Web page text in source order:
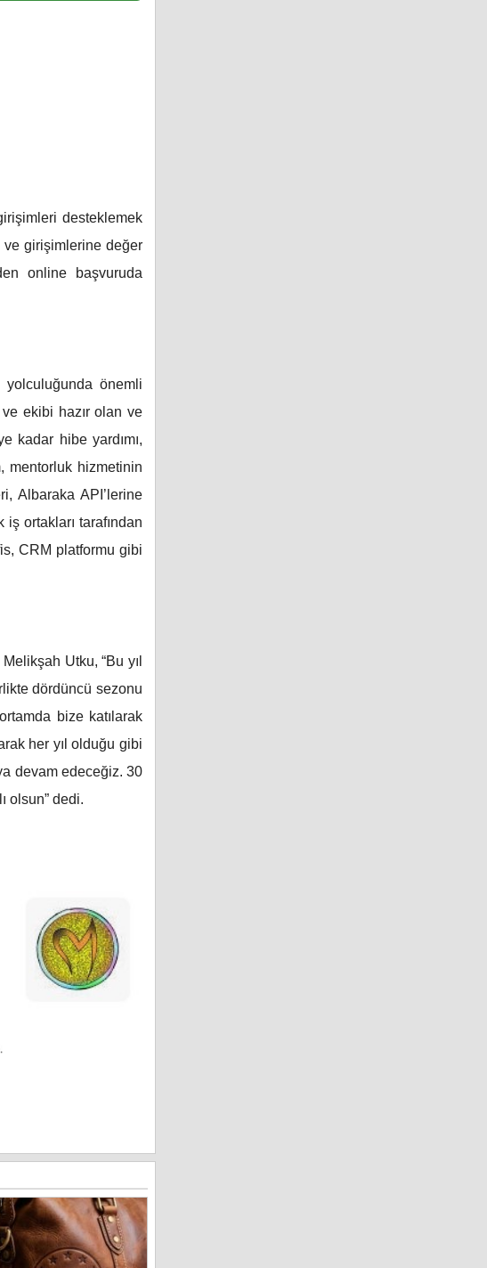
desteklemek
ve girişimlerine değer
online başvuruda
önemli
ekibi hazır olan ve
kadar hibe yardımı,
mentorluk hizmetinin
Albaraka API’lerine
ortakları tarafından
CRM platformu gibi
Utku, “Bu yıl
dördüncü sezonu
bize katılarak
her yıl olduğu gibi
devam edeceğiz. 30
olsun” dedi.